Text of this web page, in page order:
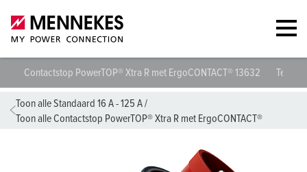
Contactstop PowerTOP® Xtra R met ErgoCONTACT® 13632
Toon alle Standaard 16 A - 125 A/
Toon alle Contactstop PowerTOP® Xtra R met ErgoCONTACT®